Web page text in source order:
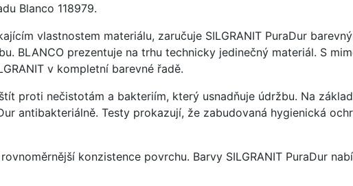
Blanco 118979.
vlastnostem materiálu, zaručuje SILGRANIT PuraDur
BLANCO prezentuje na trhu technicky jedinečný materiál. S
v kompletní barevné řadě.
proti nečistotám a bakteriím, který usnadňuje údržbu. Na
antibakteriálně. Testy prokazují, že zabudovaná hygienická
konzistence povrchu. Barvy SILGRANIT PuraDur